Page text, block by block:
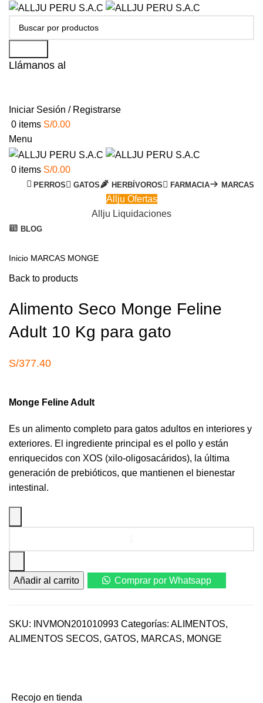
Llámanos al
Iniciar Sesión / Registrarse
0 items S/0.00
Menu
0 items S/0.00
PERROS GATOS HERBÍVOROS FARMACIA MARCAS
Allju Ofertas
Allju Liquidaciones
BLOG
Click to enlarge
Inicio MARCAS MONGE
Back to products
Alimento Seco Monge Feline
Adult 10 Kg para gato
S/377.40
Monge Feline Adult
Es un alimento completo para gatos adultos en interiores y
exteriores. El ingrediente principal es el pollo y están
enriquecidos con XOS (xilo-oligosacáridos), la última
generación de prebióticos, que mantienen el bienestar
intestinal.
Feline
Adult
para
gato
Añadir al carrito Comprar por Whatsapp
SKU: INVMON201010993 Categorías: ALIMENTOS,
ALIMENTOS SECOS, GATOS, MARCAS, MONGE
Recojo en tienda